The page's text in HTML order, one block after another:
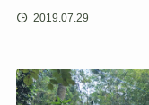
2019.07.29